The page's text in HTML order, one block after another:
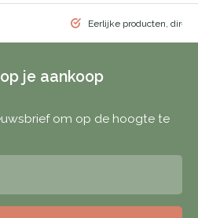
Eerlijke producten, direct
je aankoop
om op de hoogte te